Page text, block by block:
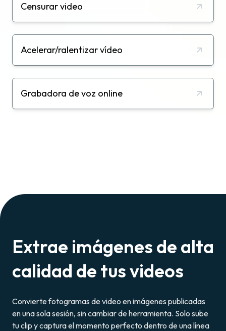
Censurar video
Acelerar/ralentizar vídeo
Grabadora de voz online
Extrae imágenes de alta
calidad de tus videos
Convierte fotogramas de video en imágenes publicadas
en una sola sesión, sin cambiar de herramienta. Solo sube
tu clip y captura el momento perfecto dentro de una línea